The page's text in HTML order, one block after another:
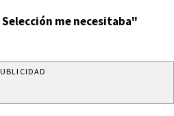
me necesitaba"